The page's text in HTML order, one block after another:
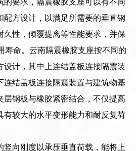
的要求，隔震橡胶支座可以有不同
配方设计，以满足所需要的垂直钢
久性，倾覆提离等性能要求，并保
寿命。云南隔震橡胶支座按不同的
设计，其中上连结盖板连接隔震装
连结盖板连接隔震装置与建筑物基
层钢板与橡胶紧密结合，不仅提高
有较大的水平变形能力和耐反复荷
竖向刚度以承压垂直荷载，能将上